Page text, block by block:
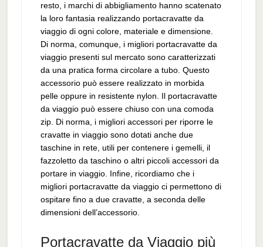
resto, i marchi di abbigliamento hanno scatenato
la loro fantasia realizzando portacravatte da
viaggio di ogni colore, materiale e dimensione.
Di norma, comunque, i migliori portacravatte da
viaggio presenti sul mercato sono caratterizzati
da una pratica forma circolare a tubo. Questo
accessorio può essere realizzato in morbida
pelle oppure in resistente nylon. Il portacravatte
da viaggio può essere chiuso con una comoda
zip. Di norma, i migliori accessori per riporre le
cravatte in viaggio sono dotati anche due
taschine in rete, utili per contenere i gemelli, il
fazzoletto da taschino o altri piccoli accessori da
portare in viaggio. Infine, ricordiamo che i
migliori portacravatte da viaggio ci permettono di
ospitare fino a due cravatte, a seconda delle
dimensioni dell’accessorio.
Portacravatte da Viaggio più